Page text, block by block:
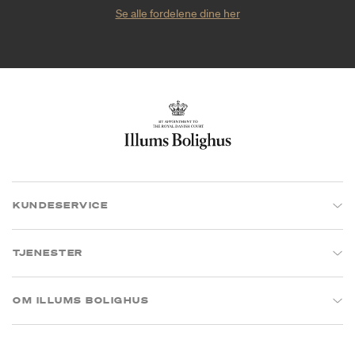
Se alle fordelene dine her
KUNDESERVICE
TJENESTER
OM ILLUMS BOLIGHUS